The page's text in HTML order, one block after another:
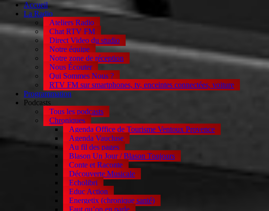
Accueil
La Radio
Ateliers Radio
Chat RTV FM
Direct Video du studio
Notre équipe
Notre zone de réception
Nous Écouter
Qui Sommes Nous ?
RTV FM sur smartphones, tv, enceintes connectées, voiture
Programmation
Podcasts
Tous les podcasts
Chroniques
Agenda Office de Tourisme Ventoux Provence
Agenda Vaucluse
Au fil des pages
Blason Un Jour / Blason Toujours
Conte et Raconte
Découverte Musicale
Echolibri
Educ Action
Energetix (chronique santé)